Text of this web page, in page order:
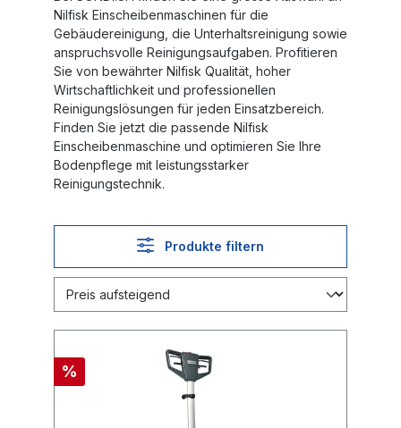
Nilfisk Einscheibenmaschinen für die
Gebäudereinigung , die Unterhaltsreinigung sowie
anspruchsvolle Reinigungsaufgaben. Profitieren
Sie von bewährter Nilfisk Qualität, hoher
Wirtschaftlichkeit und professionellen
Reinigungslösungen für jeden Einsatzbereich.
Finden Sie jetzt die passende Nilfisk
Einscheibenmaschine und optimieren Sie Ihre
Bodenpflege mit leistungsstarker
Reinigungstechnik.
Produkte filtern
%